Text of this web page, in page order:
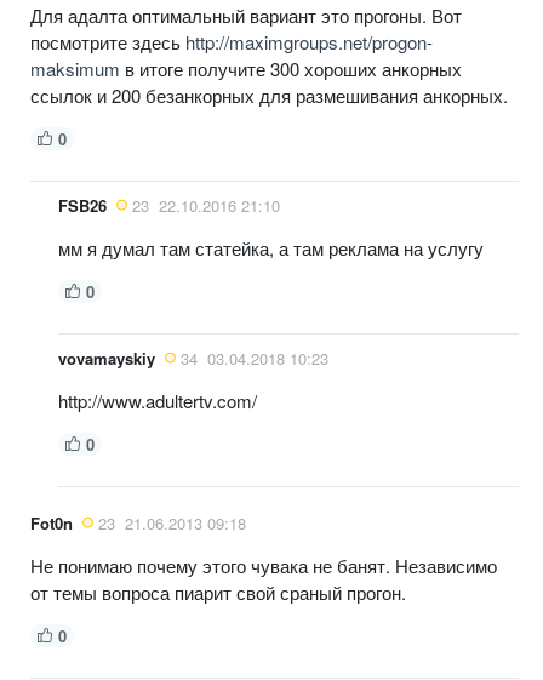
Для адалта оптимальный вариант это прогоны. Вот
посмотрите здесь http://maximgroups.net/progon-
maksimum в итоге получите 300 хороших анкорных
ссылок и 200 безанкорных для размешивания анкорных.
0
FSB26 23 22.10.2016 21:10
мм я думал там статейка, а там реклама на услугу
0
vovamayskiy 34 03.04.2018 10:23
http://www.adultertv.com/
0
Fot0n 23 21.06.2013 09:18
Не понимаю почему этого чувака не банят. Независимо
от темы вопроса пиарит свой сраный прогон.
0